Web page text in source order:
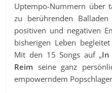
Uptempo-Nummern über
zu berührenden
positiven und negativen
bisherigen Leben
Mit den 15 Songs auf „In
Reim seine ganz
empowerndem